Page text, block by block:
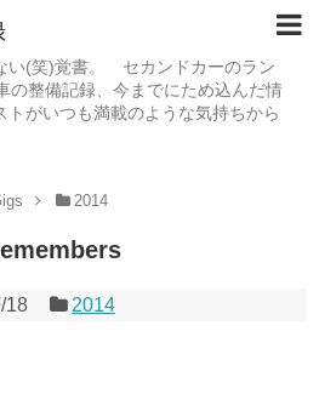
い(笑)覚書。 セカンドカーのラン
の整備記録、今までにため込んだ情
がいつも満載のような気持ちから
2014
18 2014